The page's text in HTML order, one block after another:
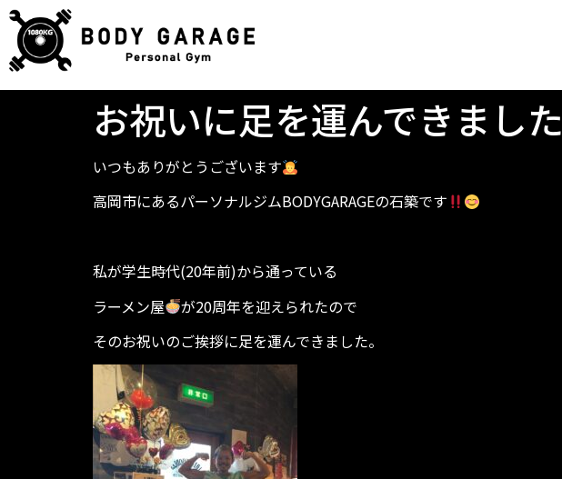
お祝いに足を運んできました
いつもありがとうございます
高岡市にあるパーソナルジムBODYGARAGEの石築です
私が学生時代(20年前)から通っている
ラーメン屋
が20周年を迎えられたので
そのお祝いのご挨拶に足を運んできました。